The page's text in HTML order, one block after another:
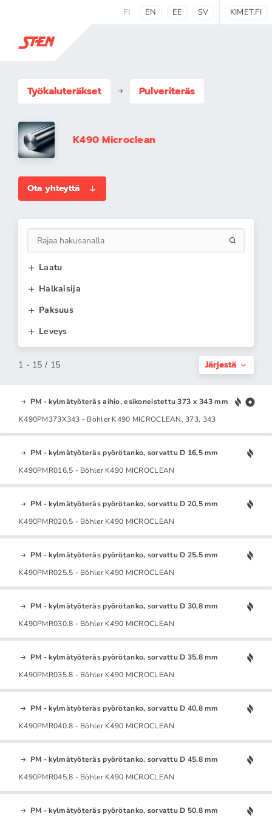
FI EN EE SV KIMET.FI
Työkaluteräkset Pulveriteräs
K490 Microclean
Ota yhteyttä
Laatu
Halkaisija
Paksuus
Leveys
1 - 15 / 15 Järjestä
PM - kylmätyöteräs aihio, esikoneistettu 373 x 343 mm
K490PM373X343 - Böhler K490 MICROCLEAN, 373, 343
PM - kylmätyöteräs pyörötanko, sorvattu D 16,5 mm
K490PMR016.5 - Böhler K490 MICROCLEAN
PM - kylmätyöteräs pyörötanko, sorvattu D 20,5 mm
K490PMR020.5 - Böhler K490 MICROCLEAN
PM - kylmätyöteräs pyörötanko, sorvattu D 25,5 mm
K490PMR025.5 - Böhler K490 MICROCLEAN
PM - kylmätyöteräs pyörötanko, sorvattu D 30,8 mm
K490PMR030.8 - Böhler K490 MICROCLEAN
PM - kylmätyöteräs pyörötanko, sorvattu D 35,8 mm
K490PMR035.8 - Böhler K490 MICROCLEAN
PM - kylmätyöteräs pyörötanko, sorvattu D 40,8 mm
K490PMR040.8 - Böhler K490 MICROCLEAN
PM - kylmätyöteräs pyörötanko, sorvattu D 45,8 mm
K490PMR045.8 - Böhler K490 MICROCLEAN
PM - kylmätyöteräs pyörötanko, sorvattu D 50,8 mm